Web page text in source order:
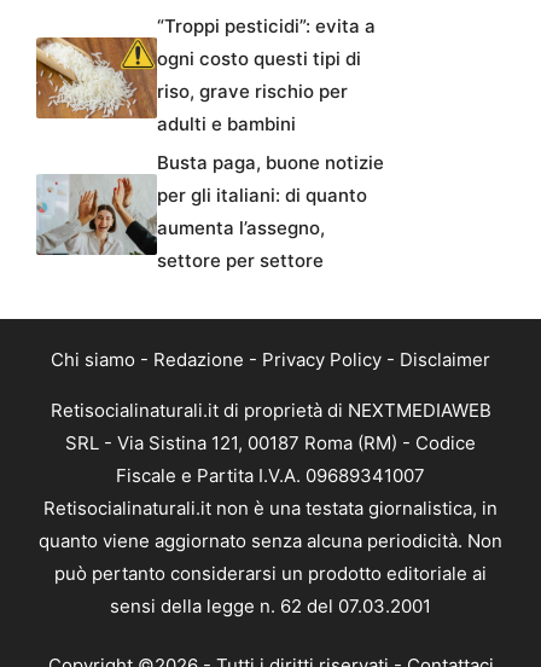
“Troppi pesticidi”: evita a
ogni costo questi tipi di
riso, grave rischio per
adulti e bambini
Busta paga, buone notizie
per gli italiani: di quanto
aumenta l’assegno,
settore per settore
Chi siamo - Redazione - Privacy Policy - Disclaimer
Retisocialinaturali.it di proprietà di NEXTMEDIAWEB
SRL - Via Sistina 121, 00187 Roma (RM) - Codice
Fiscale e Partita I.V.A. 09689341007
Retisocialinaturali.it non è una testata giornalistica, in
quanto viene aggiornato senza alcuna periodicità. Non
può pertanto considerarsi un prodotto editoriale ai
sensi della legge n. 62 del 07.03.2001